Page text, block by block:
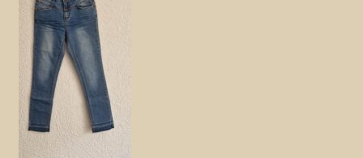
Linkjes
Contact en nieuwsbrief